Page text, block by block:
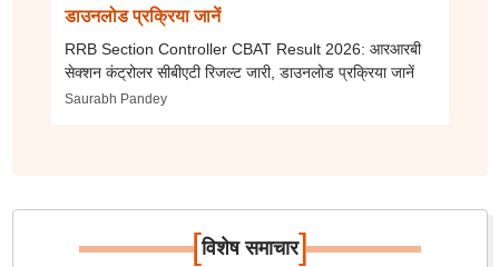
डाउनलोड प्रक्रिया जानें
RRB Section Controller CBAT Result 2026: आरआरबी
सेक्शन कंट्रोलर सीबीएटी रिजल्ट जारी, डाउनलोड प्रक्रिया जानें
Saurabh Pandey
[विशेष समाचार]